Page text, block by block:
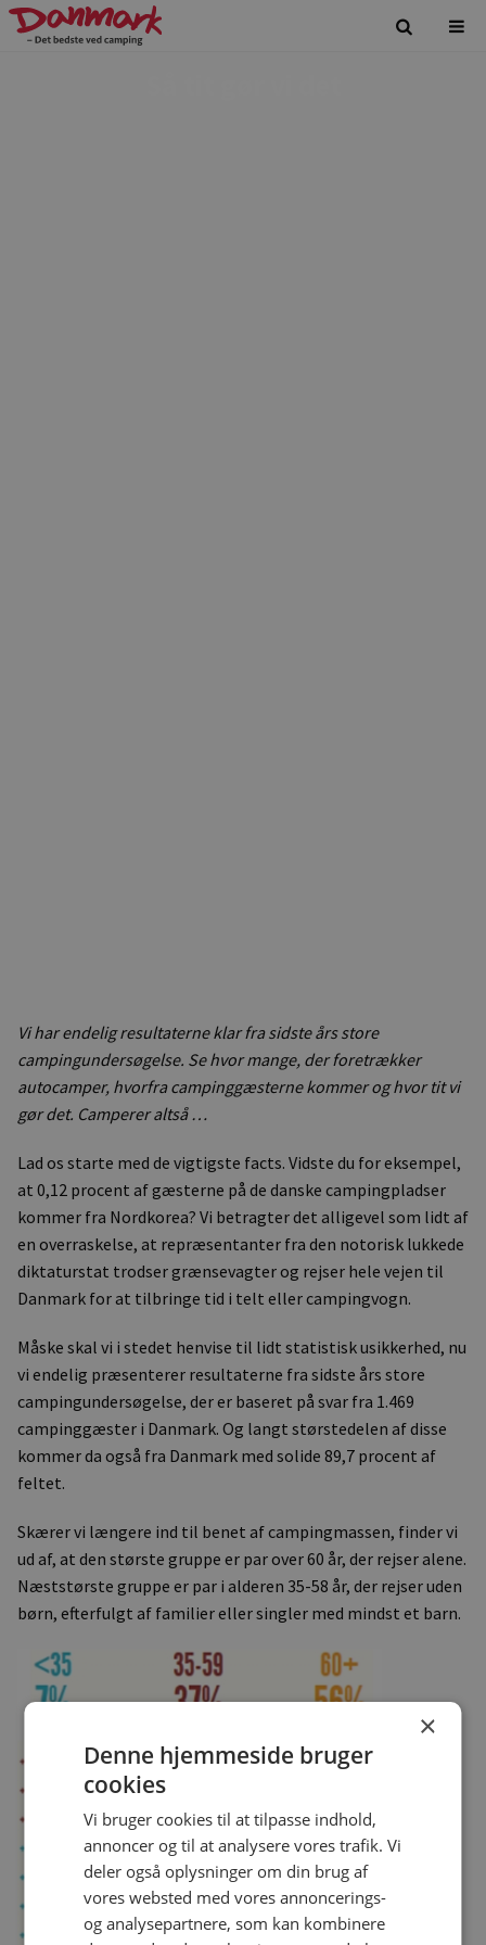
Vi har endelig resultaterne klar fra sidste års store
campingundersøgelse. Se hvor mange, der foretrækker
autocamper, hvorfra campinggæsterne kommer og hvor tit vi
gør det. Camperer altså …
Lad os starte med de vigtigste facts. Vidste du for eksempel,
at 0,12 procent af gæsterne på de danske campingpladser
kommer fra Nordkorea? Vi betragter det alligevel som lidt af
en overraskelse, at repræsentanter fra den notorisk lukkede
diktaturstat trodser grænsevagter og rejser hele vejen til
Danmark for at tilbringe tid i telt eller campingvogn.
Måske skal vi i stedet henvise til lidt statistisk usikkerhed, nu
vi endelig præsenterer resultaterne fra sidste års store
campingundersøgelse, der er baseret på svar fra 1.469
campinggæster i Danmark. Og langt størstedelen af disse
kommer da også fra Danmark med solide 89,7 procent af
feltet.
Skærer vi længere ind til benet af campingmassen, finder vi
ud af, at den største gruppe er par over 60 år, der rejser alene.
Næststørste gruppe er par i alderen 35-58 år, der rejser uden
børn, efterfulgt af familier eller singler med mindst et barn.
×
Denne hjemmeside bruger
cookies
Vi bruger cookies til at tilpasse indhold,
annoncer og til at analysere vores trafik. Vi
deler også oplysninger om din brug af
vores websted med vores annoncerings-
og analysepartnere, som kan kombinere